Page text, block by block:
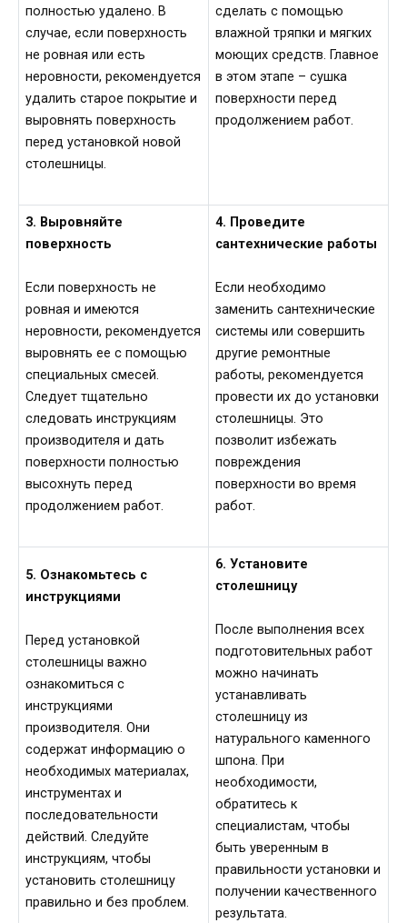
полностью удалено. В
случае, если поверхность
не ровная или есть
неровности, рекомендуется
удалить старое покрытие и
выровнять поверхность
перед установкой новой
столешницы.
сделать с помощью
влажной тряпки и мягких
моющих средств. Главное
в этом этапе – сушка
поверхности перед
продолжением работ.
3. Выровняйте
поверхность
Если поверхность не
ровная и имеются
неровности, рекомендуется
выровнять ее с помощью
специальных смесей.
Следует тщательно
следовать инструкциям
производителя и дать
поверхности полностью
высохнуть перед
продолжением работ.
4. Проведите
сантехнические работы
Если необходимо
заменить сантехнические
системы или совершить
другие ремонтные
работы, рекомендуется
провести их до установки
столешницы. Это
позволит избежать
повреждения
поверхности во время
работ.
5. Ознакомьтесь с
инструкциями
Перед установкой
столешницы важно
ознакомиться с
инструкциями
производителя. Они
содержат информацию о
необходимых материалах,
инструментах и
последовательности
действий. Следуйте
инструкциям, чтобы
установить столешницу
правильно и без проблем.
6. Установите
столешницу
После выполнения всех
подготовительных работ
можно начинать
устанавливать
столешницу из
натурального каменного
шпона. При
необходимости,
обратитесь к
специалистам, чтобы
быть уверенным в
правильности установки и
получении качественного
результата.